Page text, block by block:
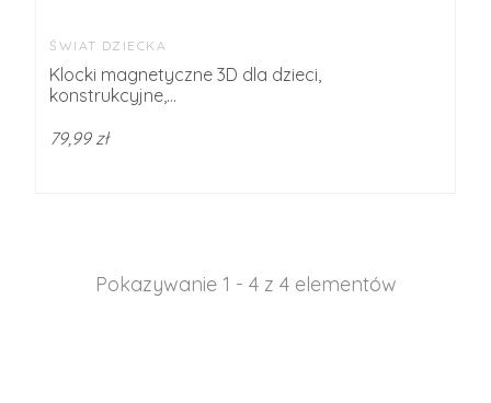
ŚWIAT DZIECKA
Klocki magnetyczne 3D dla dzieci,
konstrukcyjne,...
79,99 zł
Pokazywanie 1 - 4 z 4 elementów